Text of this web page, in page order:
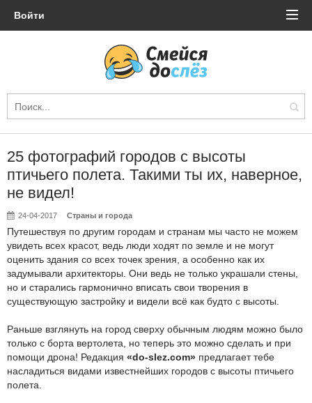
Войти
25 фотографий городов с высоты
птичьего полета. Такими ты их, наверное,
не видел!
24-04-2017 Страны и города
Путешествуя по другим городам и странам мы часто не можем
увидеть всех красот, ведь люди ходят по земле и не могут
оценить здания со всех точек зрения, а особенно как их
задумывали архитекторы. Они ведь не только украшали стены,
но и старались гармонично вписать свои творения в
существующую застройку и видели всё как будто с высоты.
Раньше взглянуть на город сверху обычным людям можно было
только с борта вертолета, но теперь это можно сделать и при
помощи дрона! Редакция «do-slez.com» предлагает тебе
насладиться видами известнейших городов с высоты птичьего
полета.